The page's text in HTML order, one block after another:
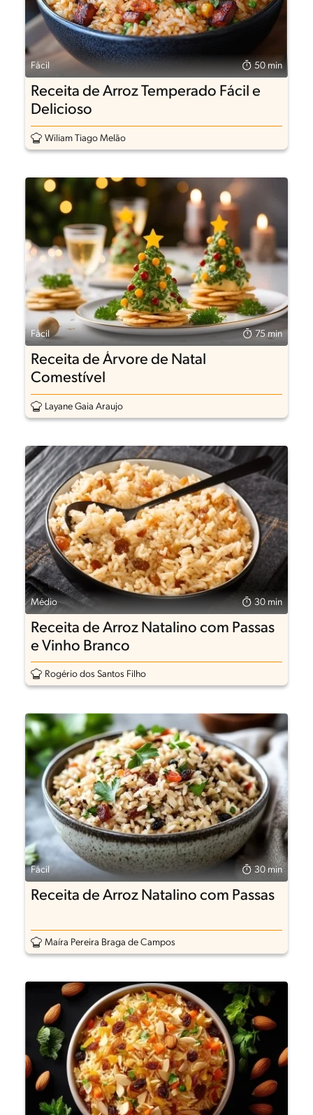
Fácil 50 min
Receita de Arroz Temperado Fácil e
Delicioso
Wiliam Tiago Melão
Fácil 75 min
Receita de Árvore de Natal
Comestível
Layane Gaia Araujo
Médio 30 min
Receita de Arroz Natalino com Passas
e Vinho Branco
Rogério dos Santos Filho
Fácil 30 min
Receita de Arroz Natalino com Passas
Maíra Pereira Braga de Campos